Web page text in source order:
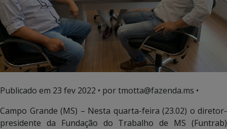
Publicado em 23 fev 2022 • por tmotta@fazenda.ms •
Campo Grande (MS) – Nesta quarta-feira (23.02) o diretor-
presidente da Fundação do Trabalho de MS (Funtrab)